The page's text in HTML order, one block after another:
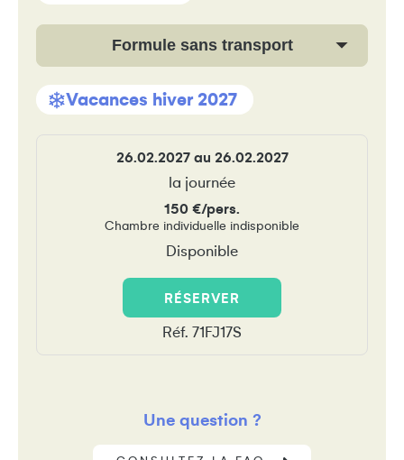
Formule sans transport
Vacances hiver 2027
26.02.2027 au 26.02.2027
la journée
150 €/pers.
Chambre individuelle indisponible
Disponible
RÉSERVER
Réf. 71FJ17S
Une question ?